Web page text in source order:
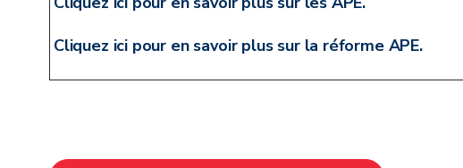
Cliquez ici pour en savoir plus sur la réforme APE.